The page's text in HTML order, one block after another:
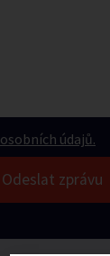
osobních údajů.
Odeslat zprávu